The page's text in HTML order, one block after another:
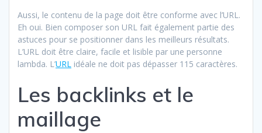
Aussi, le contenu de la page doit être conforme avec l’URL.
Eh oui. Bien composer son URL fait également partie des
astuces pour se positionner dans les meilleurs résultats.
L’URL doit être claire, facile et lisible par une personne
lambda. L’URL idéale ne doit pas dépasser 115 caractères.
Les backlinks et le
maillage